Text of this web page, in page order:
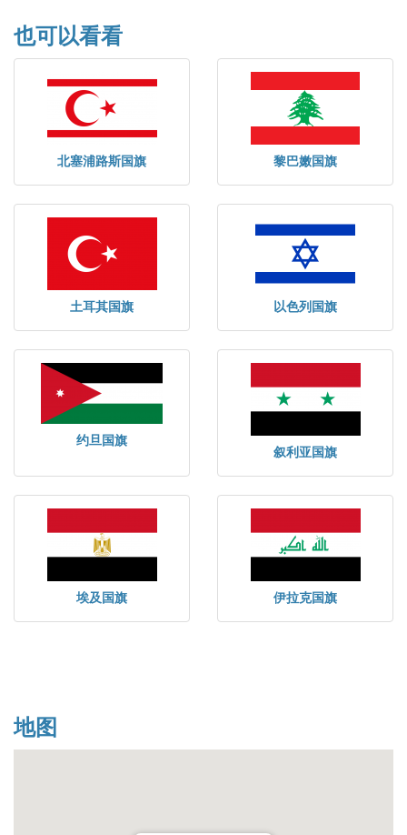
也可以看看
北塞浦路斯国旗 黎巴嫩国旗
土耳其国旗 以色列国旗
约旦国旗
叙利亚国旗
埃及国旗 伊拉克国旗
地图